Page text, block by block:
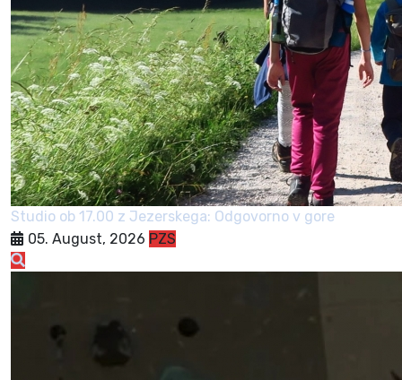
Studio ob 17.00 z Jezerskega: Odgovorno v gore
05. August, 2026 PZS